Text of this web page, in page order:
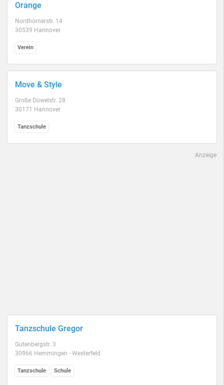
Orange
Nordhornerstr. 14
30539 Hannover
Verein
Move & Style
Große Düwelstr. 28
30171 Hannover
Tanzschule
Anzeige
Tanzschule Gregor
Gutenbergstr. 3
30966 Hemmingen - Westerfeld
Tanzschule Schule